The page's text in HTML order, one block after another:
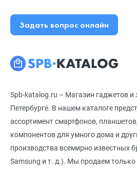
Spb-katalog.ru – Магазин гаджетов и
Петербурге. В нашем каталоге
ассортимент смартфонов,
компонентов для умного дома и
производства всемирно известных
Samsung и т. д.). Мы продаем
Задать вопрос онлайн